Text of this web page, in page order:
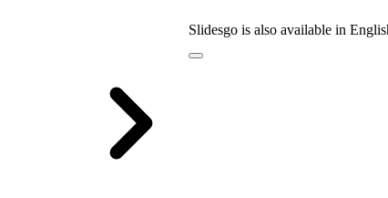
Slidesgo is also available in